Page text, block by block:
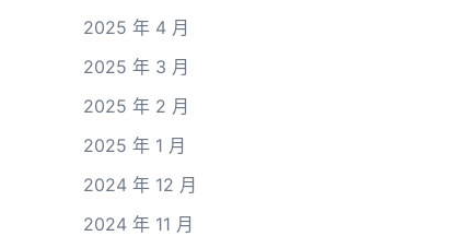
2025 年 4 月
2025 年 3 月
2025 年 2 月
2025 年 1 月
2024 年 12 月
2024 年 11 月